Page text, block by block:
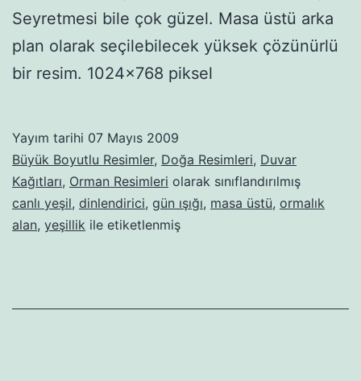
Seyretmesi bile çok güzel. Masa üstü arka
plan olarak seçilebilecek yüksek çözünürlü
bir resim. 1024×768 piksel
Yayım tarihi 07 Mayıs 2009
Büyük Boyutlu Resimler, Doğa Resimleri, Duvar
Kağıtları, Orman Resimleri olarak sınıflandırılmış
canlı yeşil, dinlendirici, gün ışığı, masa üstü, ormalık
alan, yeşillik ile etiketlenmiş